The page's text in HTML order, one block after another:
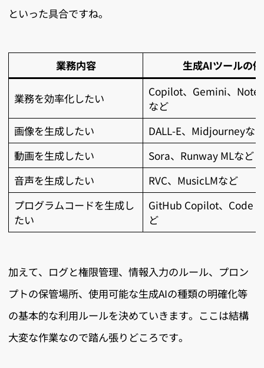
といった具合ですね。
業務内容 生成AIツールの例
業務を効率化したい
Copilot、Gemini、
など
画像を生成したい
DALL-E、Midjourneyな
動画を生成したい
Sora、Runway MLなど
音声を生成したい
RVC、MusicLMなど
プログラムコードを生成し
たい
GitHub Copilot、Code
ど
加えて、ログと権限管理、情報入力のルール、プロン
プトの保管場所、使用可能な生成AIの種類の明確化等
の基本的な利用ルールを決めていきます。ここは結構
大変な作業なので踏ん張りどころです。